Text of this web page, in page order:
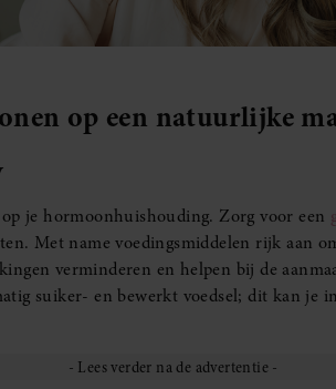
op een natuurlijke
je hormoonhuishouding. Zorg voor een
Met name voedingsmiddelen rijk aan
verminderen en helpen bij de
suiker- en bewerkt voedsel; dit kan je